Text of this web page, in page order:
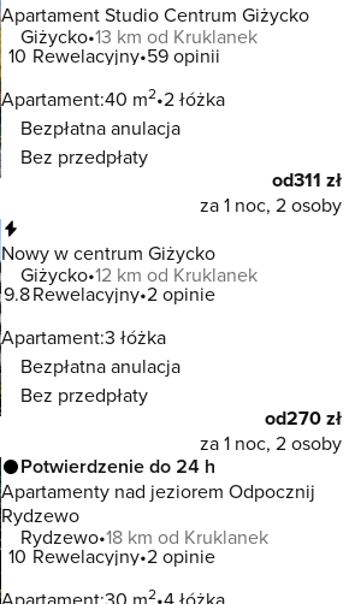
Apartament Studio Centrum Giżycko
Giżycko 13 km od Kruklanek
10 Rewelacyjny 59 opinii
Apartament:40 m2 2 łóżka
Bezpłatna anulacja
Bez przedpłaty
od311 zł
za 1 noc, 2 osoby
Nowy w centrum Giżycko
Giżycko 12 km od Kruklanek
9.8Rewelacyjny 2 opinie
Apartament:3 łóżka
Bezpłatna anulacja
Bez przedpłaty
od270 zł
za 1 noc, 2 osoby
Potwierdzenie do 24 h
Apartamenty nad jeziorem Odpocznij
Rydzewo
Rydzewo 18 km od Kruklanek
10 Rewelacyjny 2 opinie
2